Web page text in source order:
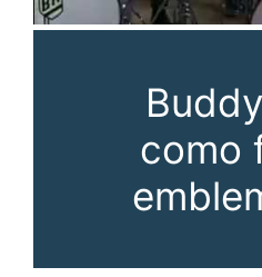
como